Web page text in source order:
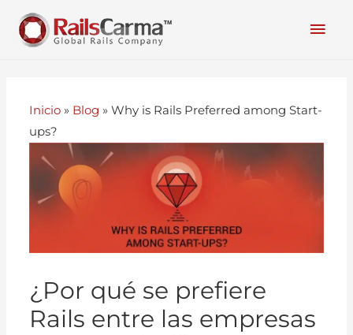
Inicio » Blog »Why is Rails Preferred among Start-
ups?
¿Por qué se prefiere
Rails entre las empresas